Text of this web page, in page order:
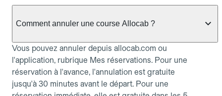
Comment annuler une course Allocab ?
Vous pouvez annuler depuis allocab.com ou
l'application, rubrique Mes réservations. Pour une
réservation à l'avance, l'annulation est gratuite
jusqu'à 30 minutes avant le départ. Pour une